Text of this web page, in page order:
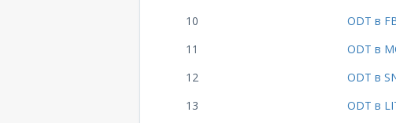
10 ODT в
11 ODT в
12 ODT в
13 ODT в